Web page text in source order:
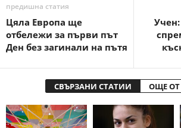
предишна статия
Цяла Европа ще
отбележи за първи път
Ден без загинали на пътя
СВЪРЗАНИ СТАТИИ ОЩЕ ОТ